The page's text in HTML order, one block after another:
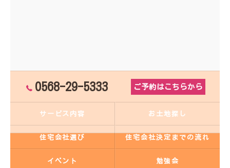
0568-29-5333 ご予約はこちらから
サービス内容 お土地探し
住宅会社選び 住宅会社決定までの流れ
イベント 勉強会